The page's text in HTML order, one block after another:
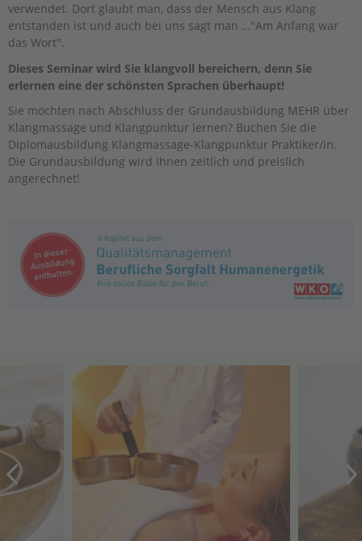
verwendet. Dort glaubt man, dass der Mensch aus Klang
entstanden ist und auch bei uns sagt man …"Am Anfang war
das Wort".
Dieses Seminar wird Sie klangvoll bereichern, denn Sie
erlernen eine der schönsten Sprachen überhaupt!
Sie möchten nach Abschluss der Grundausbildung MEHR über
Klangmassage und Klangpunktur lernen? Buchen Sie die
Diplomausbildung Klangmassage-Klangpunktur Praktiker/in.
Die Grundausbildung wird Ihnen zeitlich und preislich
angerechnet!